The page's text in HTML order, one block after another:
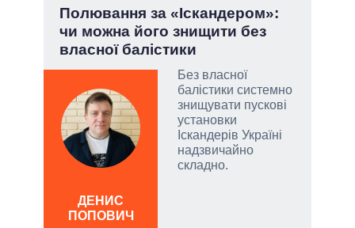
Полювання за «Іскандером»:
чи можна його знищити без
власної балістики
Без власної
балістики системно
знищувати пускові
установки
Іскандерів Україні
надзвичайно
складно.
ДЕНИС
ПОПОВИЧ